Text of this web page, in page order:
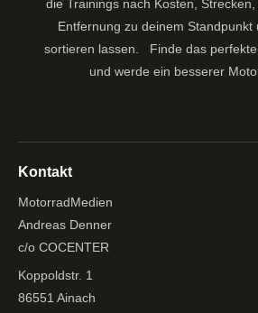
die Trainings nach Kosten, Strecken,
Entfernung zu deinem Standpunkt
sortieren lassen. Finde das
und werde ein besserer
Kontakt
MotorradMedien
Andreas Denner
c/o COCENTER
Koppoldstr. 1
86551 Ainach